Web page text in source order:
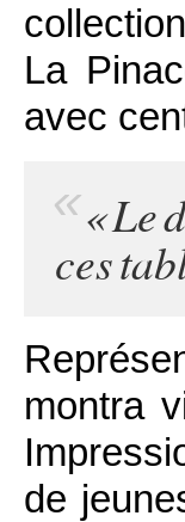
La
avec
« Le
ces
montra
de